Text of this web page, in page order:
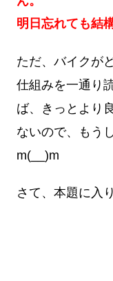
明日忘れても結
ただ、バイクが
仕組みを一通り
ば、きっとより
ないので、もう
m(__)m
さて、本題に入